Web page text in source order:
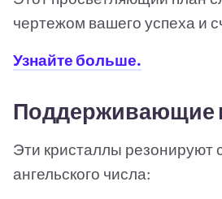
чертежом вашего успеха и
Узнайте больше.
Поддерживающие
Эти кристаллы резонируют
ангельского числа: